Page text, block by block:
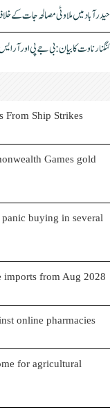
حیدرآباد میں ملاوٹی مصالحہ جات کے خلاف بڑا کریک ڈاؤن، 25
کنگنا رناوت کا بیان: بی جے پی اور آر
From Ship Strikes
Games gold
buying in several
imports from Aug 2028
online pharmacies
for agricultural